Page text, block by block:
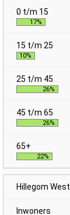
17%
10%
26%
26%
22%
Hillegom West